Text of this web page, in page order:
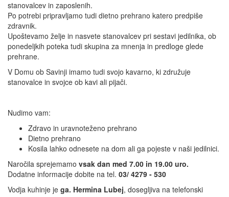
stanovalcev in zaposlenih.
Po potrebi pripravljamo tudi dietno prehrano katero predpiše
zdravnik.
Upoštevamo želje in nasvete stanovalcev pri sestavi jedilnika, ob
ponedeljkih poteka tudi skupina za mnenja in predloge glede
prehrane.
V Domu ob Savinji imamo tudi svojo kavarno, ki združuje
stanovalce in svojce ob kavi ali pijači.
Nudimo vam:
Zdravo in uravnoteženo prehrano
Dietno prehrano
Kosila lahko odnesete na dom ali ga pojeste v naši jedilnici.
Naročila sprejemamo vsak dan med 7.00 in 19.00 uro.
Dodatne informacije dobite na tel. 03/ 4279 - 530
Vodja kuhinje je ga. Hermina Lubej, dosegljiva na telefonski